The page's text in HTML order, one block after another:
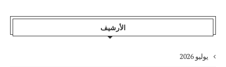
الأرشيف
يوليو 2026